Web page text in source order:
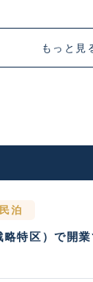
もっと見
泊
特区）で開